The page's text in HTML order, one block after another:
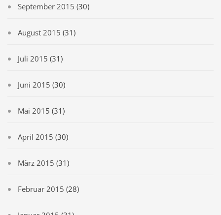
September 2015 (30)
August 2015 (31)
Juli 2015 (31)
Juni 2015 (30)
Mai 2015 (31)
April 2015 (30)
März 2015 (31)
Februar 2015 (28)